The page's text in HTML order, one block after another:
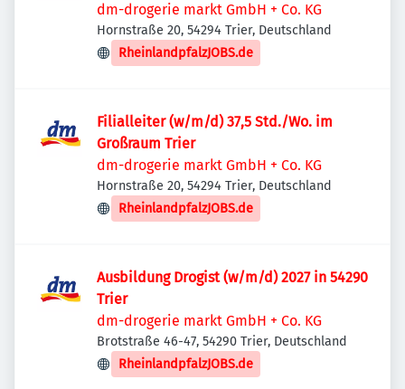
dm-drogerie markt GmbH + Co. KG
Hornstraße 20, 54294 Trier, Deutschland
RheinlandpfalzJOBS.de
Filialleiter (w/m/d) 37,5 Std./Wo. im
Großraum Trier
dm-drogerie markt GmbH + Co. KG
Hornstraße 20, 54294 Trier, Deutschland
RheinlandpfalzJOBS.de
Ausbildung Drogist (w/m/d) 2027 in 54290
Trier
dm-drogerie markt GmbH + Co. KG
Brotstraße 46-47, 54290 Trier, Deutschland
RheinlandpfalzJOBS.de